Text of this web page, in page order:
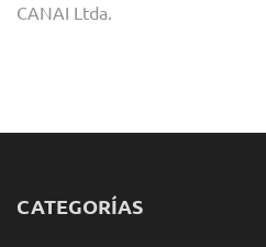
CANAI Ltda.
CATEGORÍAS